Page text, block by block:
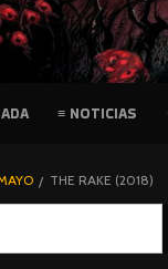
≡ NOTICIAS
THE RAKE (2018)